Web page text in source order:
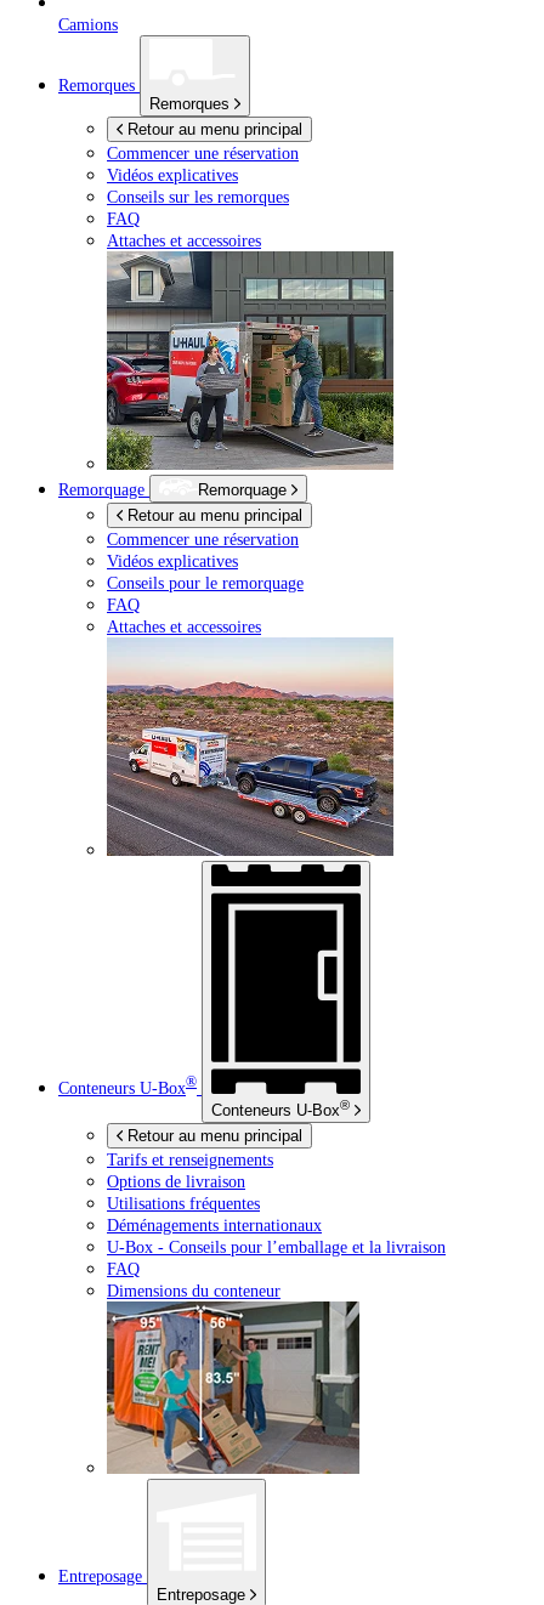
Camions
Remorques
Remorques
Retour au menu principal
Commencer une réservation
Vidéos explicatives
Conseils sur les remorques
FAQ
Attaches et accessoires
Remorquage
Remorquage
Retour au menu principal
Commencer une réservation
Vidéos explicatives
Conseils pour le remorquage
FAQ
Attaches et accessoires
Conteneurs U-Box®
Conteneurs U-Box®
Retour au menu principal
Tarifs et renseignements
Options de livraison
Utilisations fréquentes
Déménagements internationaux
U-Box - Conseils pour l’emballage et la livraison
FAQ
Dimensions du conteneur
Entreposage
Entreposage